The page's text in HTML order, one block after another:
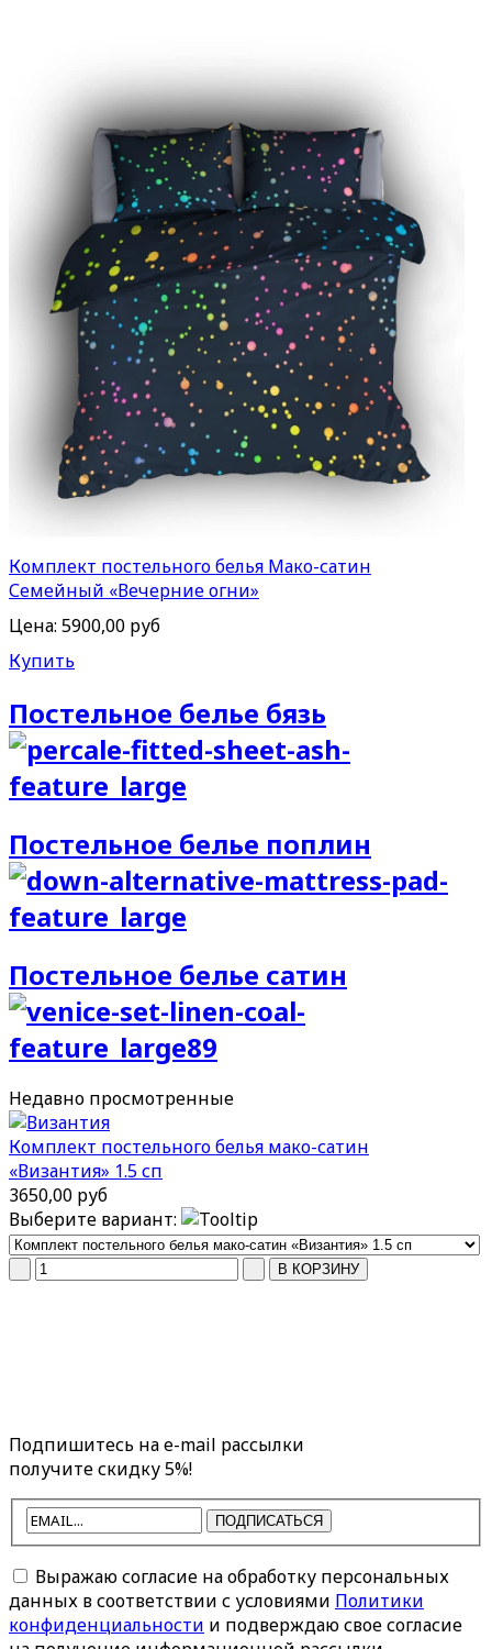
Комплект постельного белья Мако-сатин
Семейный «Вечерние огни»
Цена: 5900,00 руб
Купить
Постельное белье бязь
Постельное белье поплин
Постельное белье сатин
Недавно просмотренные
Комплект постельного белья мако-сатин
«Византия» 1.5 сп
3650,00 руб
Выберите вариант:
Подпишитесь на e-mail рассылки
получите скидку 5%!
ПОДПИСАТЬСЯ
Выражаю согласие на обработку персональных
данных в соответствии с условиями Политики
конфиденциальности и подверждаю свое согласие